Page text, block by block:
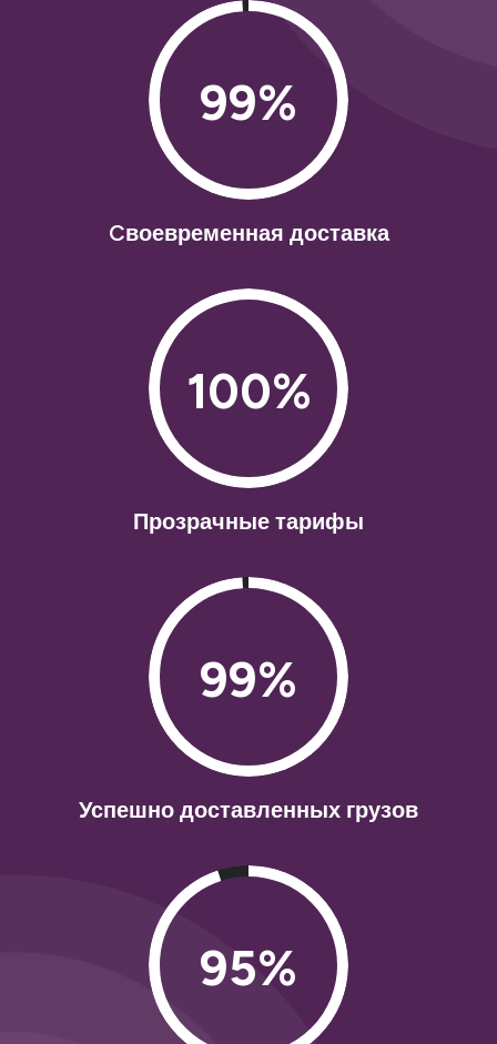
99%
Cвоевременная доставка
100%
Прозрачные тарифы
99%
Успешно доставленных грузов
95%